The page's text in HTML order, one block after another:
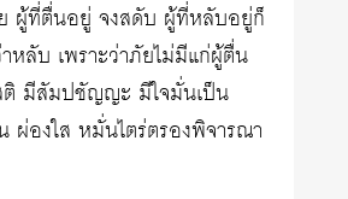
ผู้ที่ตื่นอยู่ จงสดับ ผู้ที่หลับอยู่ก็
หลับ เพราะว่าภัยไม่มีแก่ผู้ตื่น
มีสัมปชัญญะ มีใจมั่นเป็น
ผ่องใส หมั่นไตร่ตรองพิจารณา